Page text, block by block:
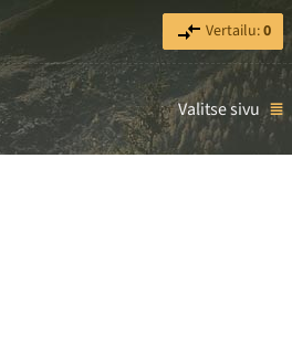
Vertailu:0
Valitse sivu